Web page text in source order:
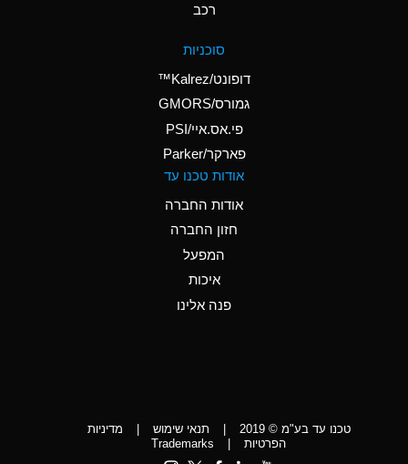
Ammonium Persulfate
Ammonium Phosphate
A
Ammonium Sulfate
*
Amyl Acetate (Banana
Aniline
D
רכב
סוכניות
דופונט/Kalrez™
גמורס/GMORS
פי.אס.איי/PSI
פארקר/Parker
אודות טכנו עד
אודות החברה
חזון החברה
המפעל
איכות
פנה אלינו
טכנו עד בע"מ © 2019 | תנאי שימוש |
מדיניות
הפרטיות
|
Trademarks